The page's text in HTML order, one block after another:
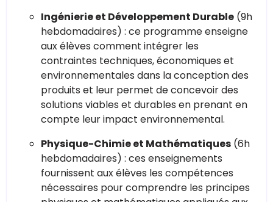
Ingénierie et Développement Durable (9h
hebdomadaires) : ce programme enseigne
aux élèves comment intégrer les
contraintes techniques, économiques et
environnementales dans la conception des
produits et leur permet de concevoir des
solutions viables et durables en prenant en
compte leur impact environnemental.
Physique-Chimie et Mathématiques (6h
hebdomadaires) : ces enseignements
fournissent aux élèves les compétences
nécessaires pour comprendre les principes